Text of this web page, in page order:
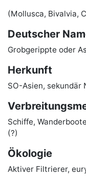
(Mollusca, Bivalvia,
Deutscher
Grobgerippte oder
Herkunft
SO-Asien, sekundär
Schiffe,
(?)
Ökologie
Aktiver Filtrierer,